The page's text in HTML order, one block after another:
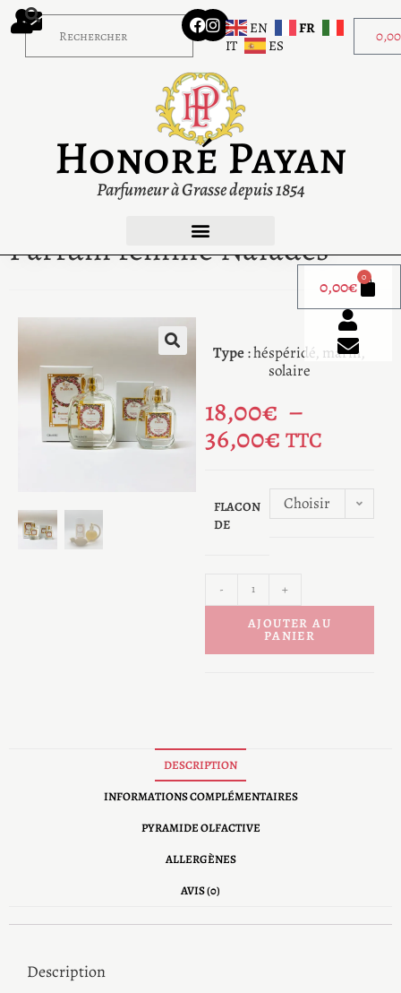
0,00
EN
FR
IT
ES
Honoré Payan
Parfumeur à Grasse depuis 1854
0,00€ 0
Parfum femme Naïades
Type: héspéridé, marin,
solaire
18,00€ –
36,00€ TTC
FLACON
DE
Choisir
- +
AJOUTER AU
PANIER
DESCRIPTION
INFORMATIONS COMPLÉMENTAIRES
PYRAMIDE OLFACTIVE
ALLERGÈNES
AVIS (0)
Description